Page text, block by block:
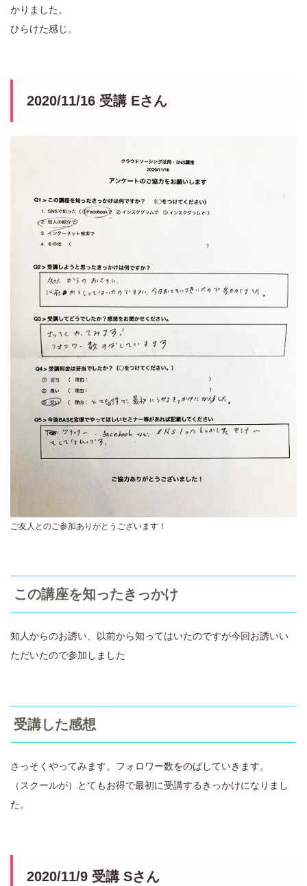
かりました。
ひらけた感じ。
2020/11/16 受講 Eさん
ご友人とのご参加ありがとうございます！
この講座を知ったきっかけ
知人からのお誘い、以前から知ってはいたのですが今回お誘いい
ただいたので参加しました
受講した感想
さっそくやってみます。フォロワー数をのばしていきます。
（スクールが）とてもお得で最初に受講するきっかけになりまし
た。
2020/11/9 受講 Sさん